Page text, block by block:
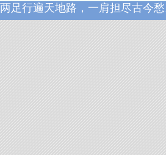
两足行遍天地路，一肩担尽古今